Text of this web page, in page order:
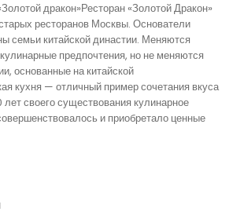
дракон»Ресторан «Золотой Дракон»
ресторанов Москвы. Основатели
семьи китайской династии. Меняются
предпочтения, но не меняются
основанные на китайской
кухня — отличный пример сочетания вкуса
своего существования кулинарное
и приобретало ценные